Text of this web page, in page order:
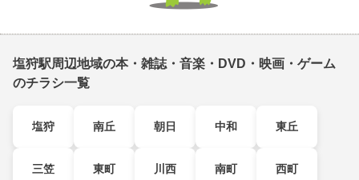
塩狩駅周辺地域の本・雑誌・音楽・DVD・映画・ゲーム
のチラシ一覧
塩狩 南丘 朝日 中和 東丘
三笠 東町 川西 南町 西町